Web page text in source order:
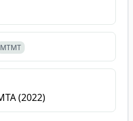
MTMT
(2022)